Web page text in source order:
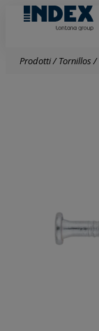
Prodotti/Tornillos/